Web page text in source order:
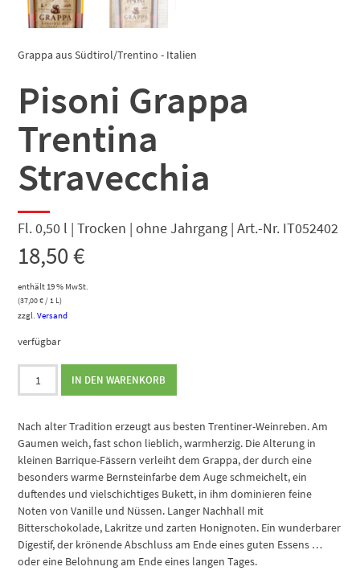
Grappa aus Südtirol/Trentino - Italien
Pisoni Grappa
Trentina
Stravecchia
Fl. 0,50 l | Trocken | ohne Jahrgang | Art.-Nr. IT052402
18,50€
enthält 19 % MwSt.
(37,00€/ 1 L)
zzgl.Versand
verfügbar
Grappa
Stravecchia
Menge
IN DEN WARENKORB
Nach alter Tradition erzeugt aus besten Trentiner-Weinreben. Am
Gaumen weich, fast schon lieblich, warmherzig. Die Alterung in
kleinen Barrique-Fässern verleiht dem Grappa, der durch eine
besonders warme Bernsteinfarbe dem Auge schmeichelt, ein
duftendes und vielschichtiges Bukett, in ihm dominieren feine
Noten von Vanille und Nüssen. Langer Nachhall mit
Bitterschokolade, Lakritze und zarten Honignoten. Ein wunderbarer
Digestif, der krönende Abschluss am Ende eines guten Essens …
oder eine Belohnung am Ende eines langen Tages.